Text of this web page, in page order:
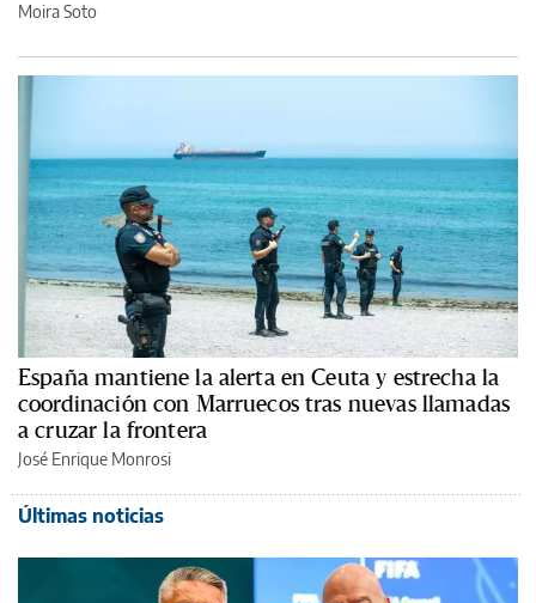
Moira Soto
España mantiene la alerta en Ceuta y estrecha la
coordinación con Marruecos tras nuevas llamadas
a cruzar la frontera
José Enrique Monrosi
Últimas noticias